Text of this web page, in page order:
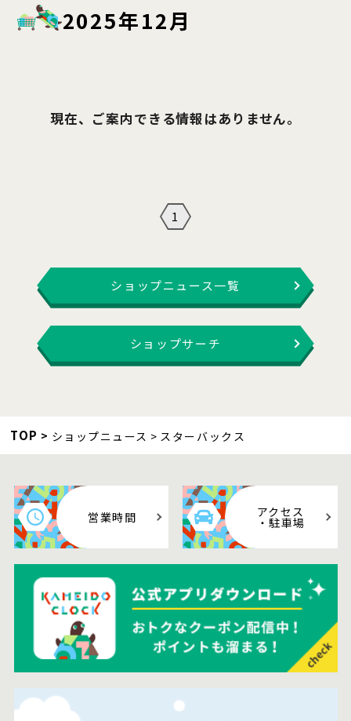
2025年12月
現在、ご案内できる情報はありません。
1
ショップニュース一覧
ショップサーチ
TOP ショップニュース スターバックス
営業時間 アクセス
・駐車場